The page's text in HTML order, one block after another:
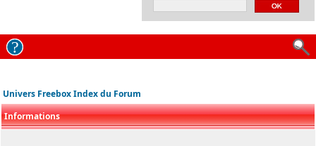
Univers Freebox Index du Forum
Informations